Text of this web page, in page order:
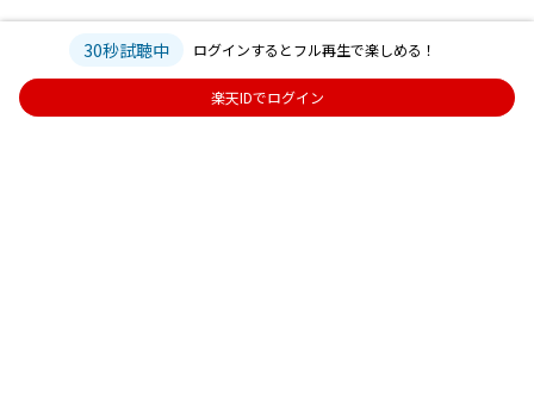
30秒試聴中 ログインするとフル再生で楽しめる！
楽天IDでログイン